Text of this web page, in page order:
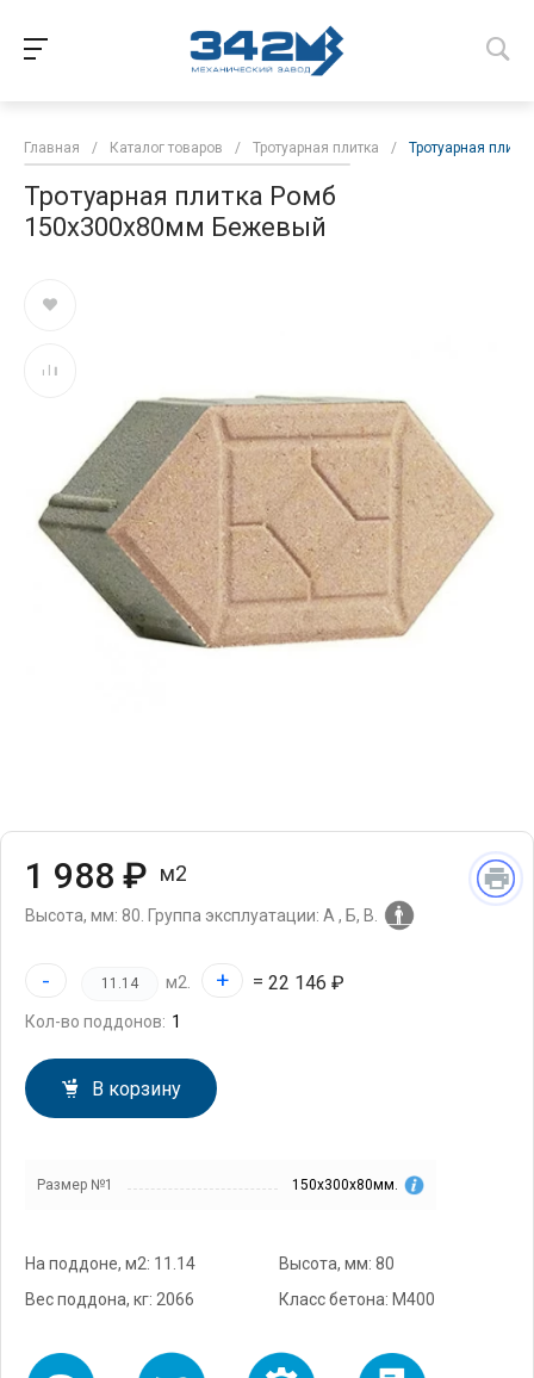
Главная / Каталог товаров / Тротуарная плитка / Тротуарная
Тротуарная плитка Ромб
150х300х80мм Бежевый
1 988 ₽ м2
Высота, мм: 80. Группа эксплуатации: А , Б, В.
- м2. + = 22 146 ₽
Кол-во поддонов:
В корзину
Размер №1 150х300х80мм.
На поддоне, м2: 11.14
Высота, мм: 80
Вес поддона, кг: 2066
Класс бетона: М400